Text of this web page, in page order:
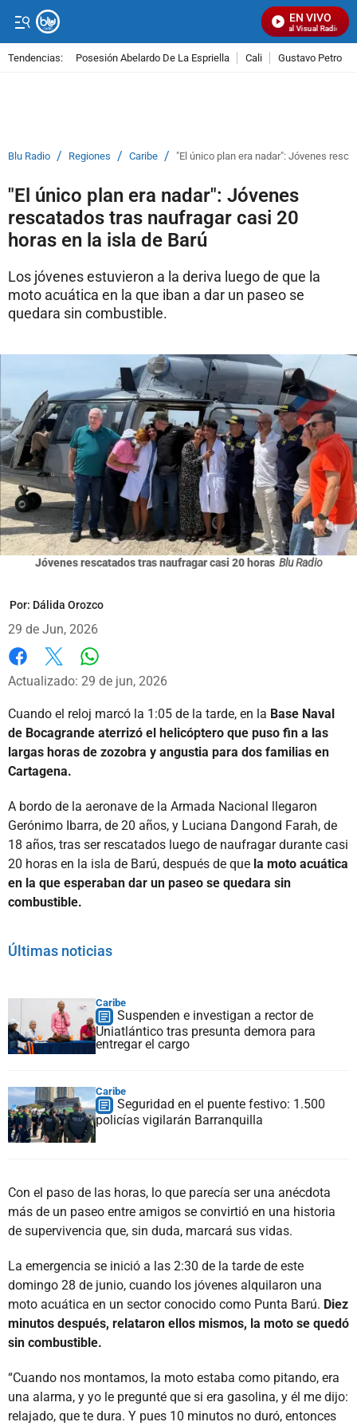
EN VIVO
Señal Visual Radio
Tendencias: Posesión Abelardo De La Espriella Cali Gustavo Petro
Blu Radio / Regiones / Caribe / "El único plan era nadar": Jóvenes
"El único plan era nadar": Jóvenes
rescatados tras naufragar casi 20
horas en la isla de Barú
Los jóvenes estuvieron a la deriva luego de que la
moto acuática en la que iban a dar un paseo se
quedara sin combustible.
Jóvenes rescatados tras naufragar casi 20 horas Blu Radio
Por: Dálida Orozco
29 de Jun, 2026
Facebook
X
Actualizado: 29 de jun, 2026
Cuando el reloj marcó la 1:05 de la tarde, en la Base Naval
de Bocagrande aterrizó el helicóptero que puso fin a las
largas horas de zozobra y angustia para dos familias en
Cartagena.
A bordo de la aeronave de la Armada Nacional llegaron
Gerónimo Ibarra, de 20 años, y Luciana Dangond Farah, de
18 años, tras ser rescatados luego de naufragar durante casi
20 horas en la isla de Barú, después de que la moto acuática
en la que esperaban dar un paseo se quedara sin
combustible.
Últimas noticias
Caribe
Suspenden e investigan a rector de
Uniatlántico tras presunta demora para
entregar el cargo
Caribe
Seguridad en el puente festivo: 1.500
policías vigilarán Barranquilla
Con el paso de las horas, lo que parecía ser una anécdota
más de un paseo entre amigos se convirtió en una historia
de supervivencia que, sin duda, marcará sus vidas.
La emergencia se inició a las 2:30 de la tarde de este
domingo 28 de junio, cuando los jóvenes alquilaron una
moto acuática en un sector conocido como Punta Barú. Diez
minutos después, relataron ellos mismos, la moto se quedó
sin combustible.
“Cuando nos montamos, la moto estaba como pitando, era
una alarma, y yo le pregunté que si era gasolina, y él me dijo:
relajado, que te dura. Y pues 10 minutos no duró, entonces